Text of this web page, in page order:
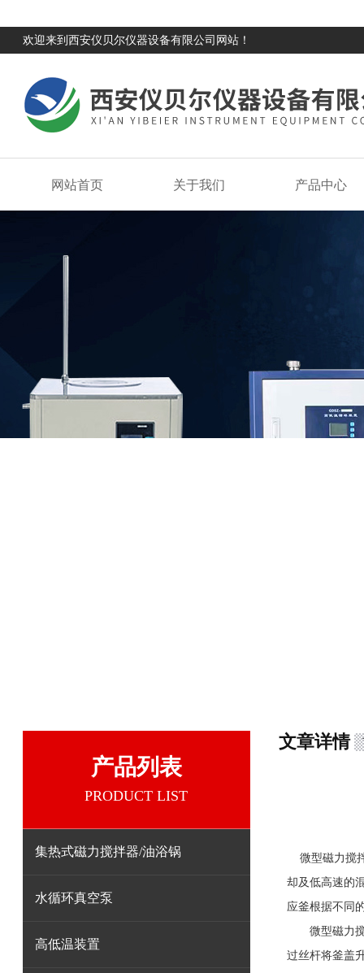
欢迎来到西安仪贝尔仪器设备有限公司网站！
网站首页 关于我们 产品中心
文章详情
微型磁力搅
却及低高速的
应釜根据不同
微型磁力搅
过丝杆将釜盖
产品列表
PRODUCT LIST
集热式磁力搅拌器/油浴锅
水循环真空泵
高低温装置